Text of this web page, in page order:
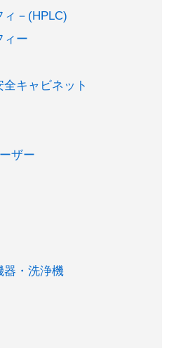
ィ－(HPLC)
ィー
キャビネット
ザー
器・洗浄機